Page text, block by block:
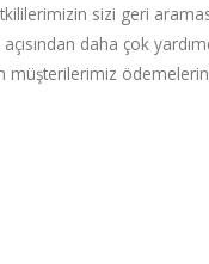
sizi geri araması
daha çok
müşterilerimiz